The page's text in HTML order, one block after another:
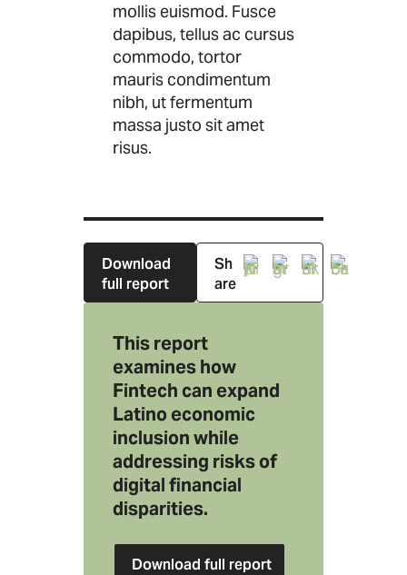
mollis euismod. Fusce
dapibus, tellus ac cursus
commodo, tortor
mauris condimentum
nibh, ut fermentum
massa justo sit amet
risus.
Download
full report
Sh
are
This report
examines how
Fintech can expand
Latino economic
inclusion while
addressing risks of
digital financial
disparities.
Download full report